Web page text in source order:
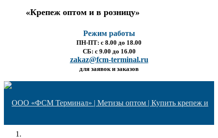
«Крепеж оптом и в розницу»
Режим работы
ПН-ПТ: с 8.00 до 18.00
СБ: с 9.00 до 16.00
zakaz@fcm-terminal.ru
для заявок и заказов